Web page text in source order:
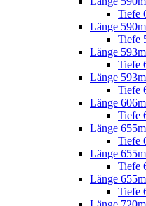
Tiefe
Länge
Tiefe
Länge
Tiefe
Länge
Tiefe
Länge
Tiefe
Länge
Tiefe
Länge
Tiefe
Länge
Tiefe